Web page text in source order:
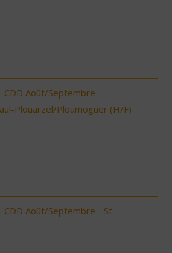
CDD Août/Septembre -
Plouarzel/Ploumoguer (H/F)
CDD Août/Septembre - St